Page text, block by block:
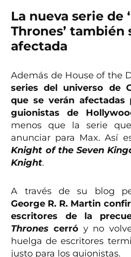
La nueva serie de
Thrones’ también
afectada
Además de House of the
series del universo de
que se verán
guionistas de
menos que la serie
anunciar para Max. Así
Knight of the Seven
Knight.
A través de su blog
George R. R. Martin
escritores de la
Thrones cerró y no
huelga de escritores
justo para los guionistas.